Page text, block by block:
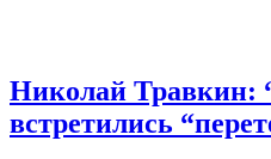
Николай Травкин:
встретились